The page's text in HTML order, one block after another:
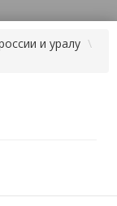
и уралу \